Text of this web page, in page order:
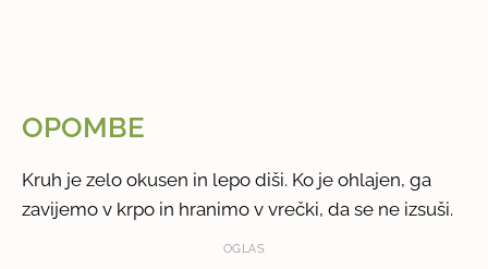
OPOMBE
Kruh je zelo okusen in lepo diši. Ko je ohlajen, ga
zavijemo v krpo in hranimo v vrečki, da se ne izsuši.
OGLAS